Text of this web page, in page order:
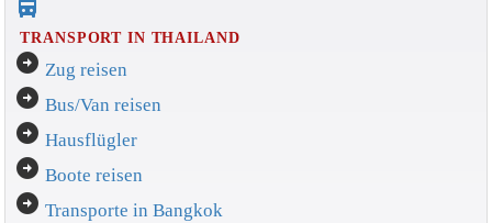
directions_bus_filled
TRANSPORT IN THAILAND
arrow_circle_right Zug reisen
arrow_circle_right Bus/Van reisen
arrow_circle_right Hausflügler
arrow_circle_right Boote reisen
arrow_circle_right Transporte in Bangkok